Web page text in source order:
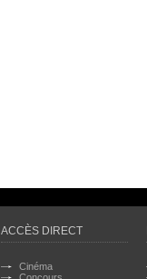
ACCÈS DIRECT
Cinéma